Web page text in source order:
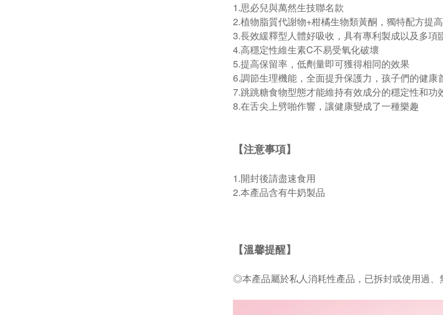
1.思必兒與萬然生技聯名款
2.植物脂質代謝物+柑橘生物類黃酮，獨特配方提
3.長效緩釋型人體好吸收，具有專利製成以及多項
4.高穩定性維生素C不易受氧化破壞
5.提高保留率，低劑量即可獲得相同的效果
6.調節生理機能，全面提升保護力，孩子們的健康
7.跳跳糖食物型態才能維持有效成分的穩定性和功
8.在舌尖上劈啪作響，讓健康變成了一種樂趣
【注意事項】
1.開封後請盡速食用
2.本產品含有牛奶製品
【溫馨提醒】
◎本產品屬於私人消耗性產品，已拆封或使用過